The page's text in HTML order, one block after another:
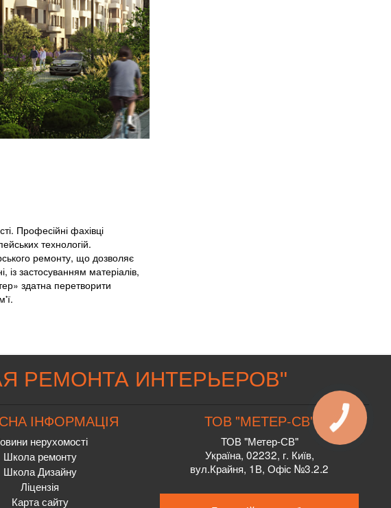
Професійні фахівці
технологій.
ремонту, що дозволяє
застосуванням матеріалів,
здатна перетворити
РЕМОНТА ИНТЕРЬЕРОВ"
ІНФОРМАЦІЯ
нерухомості
Школа ремонту
Школа Дизайну
Ліцензія
Карта сайту
ТОВ "МЕТЕР-СВ"
ТОВ "Метер-СВ"
Україна, 02232, г. Київ,
вул.Крайня, 1В, Офіс №3.2.2